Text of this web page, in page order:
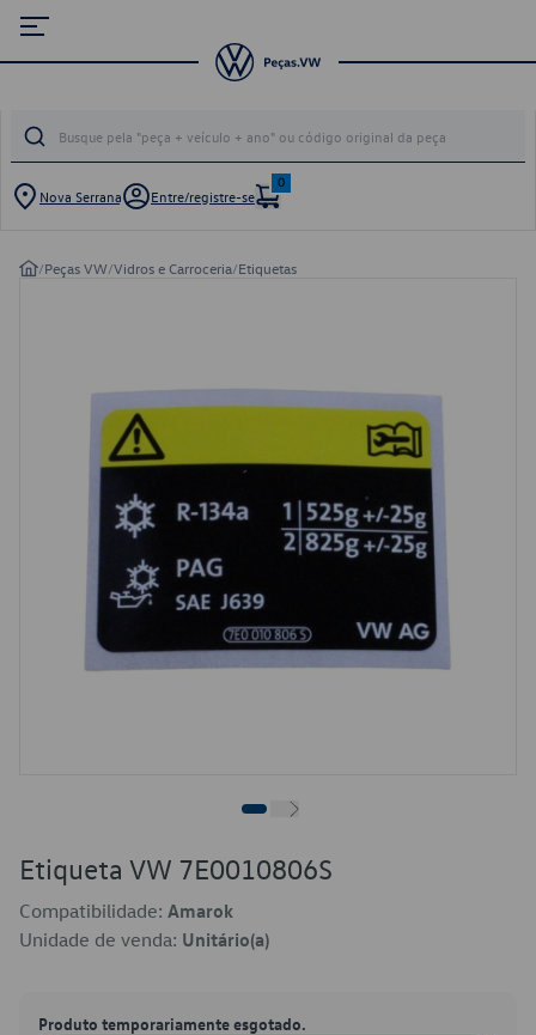
Nova Serrana Entre/registre-se
0
/Peças VW/Vidros e Carroceria/Etiquetas
Etiqueta VW 7E0010806S
Compatibilidade: Amarok
Unidade de venda: Unitário(a)
Produto temporariamente esgotado.